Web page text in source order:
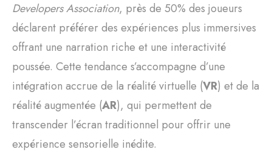
Developers Association, près de 50% des joueurs
déclarent préférer des expériences plus immersives
offrant une narration riche et une interactivité
poussée. Cette tendance s’accompagne d’une
intégration accrue de la réalité virtuelle (VR) et de la
réalité augmentée (AR), qui permettent de
transcender l’écran traditionnel pour offrir une
expérience sensorielle inédite.